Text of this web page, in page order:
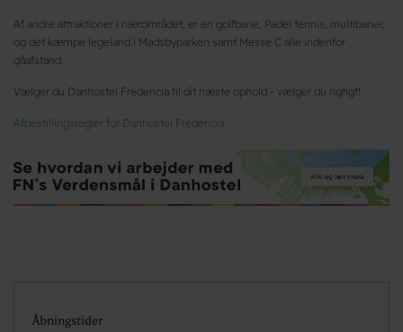
Af andre attraktioner i nærområdet, er en golfbane, Padel tennis, multibaner,
og det kæmpe legeland i Madsbyparken samt Messe C alle indenfor
gåafstand.
Vælger du Danhostel Fredericia til dit næste ophold - vælger du rigtigt!
Afbestillingsregler for Danhostel Fredericia
Åbningstider